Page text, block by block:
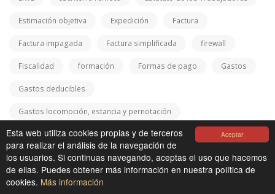
Aceptar
Esta web utiliza cookies propias y de terceros
para realizar el análisis de la navegación de
los usuarios. Si continuas navegando, aceptas el uso que hacemos
de ellas. Puedes obtener más información en nuestra política de
cookies. Más información
Estimación objetiva Expedición Factura
Factura impagada Factura simplificada firewall
Fiscalidad formación Formas de pago Gastos
Gastos deducibles
Gastos locomoción, estancia y pernotación
Generalitat de Catalunya Grupo profesional Hacienda
hoteles Igualdad retributiva Impuestos
Ingresos Intereses de demora